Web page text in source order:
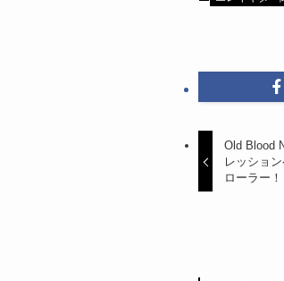
Old Blood
レッショ
ローラー！